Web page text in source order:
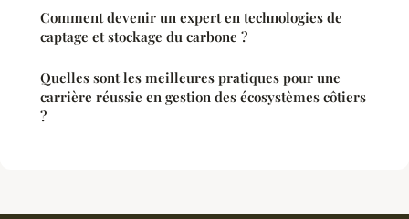
Comment devenir un expert en technologies de
captage et stockage du carbone ?
Quelles sont les meilleures pratiques pour une
carrière réussie en gestion des écosystèmes côtiers
?